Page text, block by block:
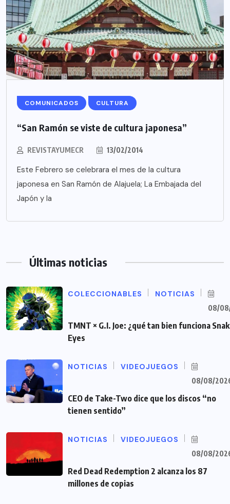
COMUNICADOS CULTURA
“San Ramón se viste de cultura japonesa”
REVISTAYUMECR 13/02/2014
Este Febrero se celebrara el mes de la cultura
japonesa en San Ramón de Alajuela; La Embajada del
Japón y la
Últimas noticias
COLECCIONABLES NOTICIAS
08/
TMNT × G.I. Joe: ¿qué tan bien funciona
Eyes
NOTICIAS VIDEOJUEGOS
08/08/
CEO de Take-Two dice que los discos “no
tienen sentido”
NOTICIAS VIDEOJUEGOS
08/08/
Red Dead Redemption 2 alcanza los 87
millones de copias